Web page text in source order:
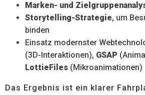
Marken- und
Storytelling-Strategie, um
binden
Einsatz modernster
(3D-Interaktionen), GSAP
LottieFiles (Mikroanimationen)
Das Ergebnis ist ein klarer